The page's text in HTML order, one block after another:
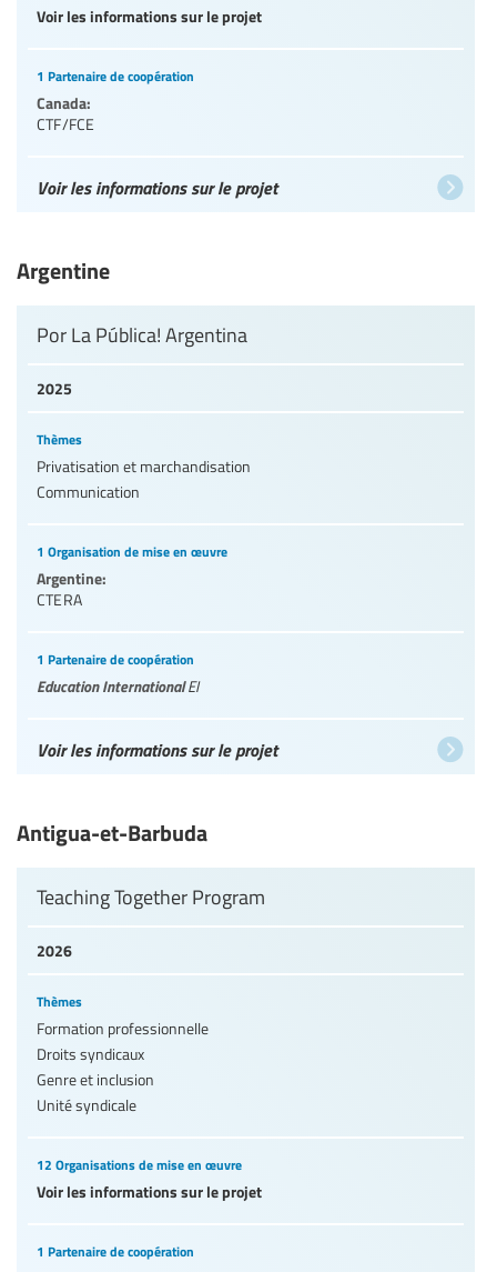
Voir les informations sur le projet
1 Partenaire de coopération
Canada:
CTF/FCE
Voir les informations sur le projet
Argentine
2025
Por La Pública! Argentina
Thèmes
Privatisation et marchandisation
Communication
1 Organisation de mise en œuvre
Argentine:
CTERA
1 Partenaire de coopération
Education InternationalEI
Voir les informations sur le projet
Antigua-et-Barbuda
2026
Teaching Together Program
Thèmes
Formation professionnelle
Droits syndicaux
Genre et inclusion
Unité syndicale
12 Organisations de mise en œuvre
Voir les informations sur le projet
1 Partenaire de coopération